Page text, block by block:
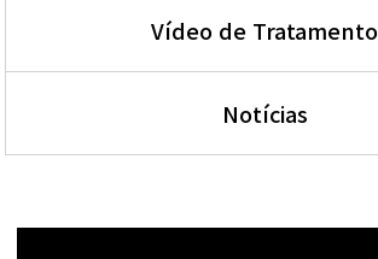
Vídeo de Tratamento
Notícias